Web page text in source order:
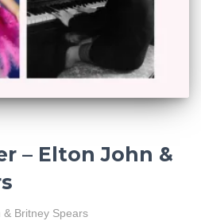
– Elton John &
& Britney Spears